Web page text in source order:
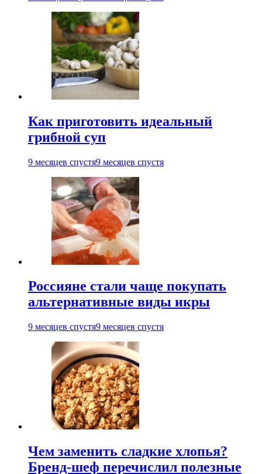
Как приготовить идеальный
грибной суп
9 месяцев спустя9 месяцев спустя
Россияне стали чаще покупать
альтернативные виды икры
9 месяцев спустя9 месяцев спустя
Чем заменить сладкие хлопья?
Бренд-шеф перечислил полезные